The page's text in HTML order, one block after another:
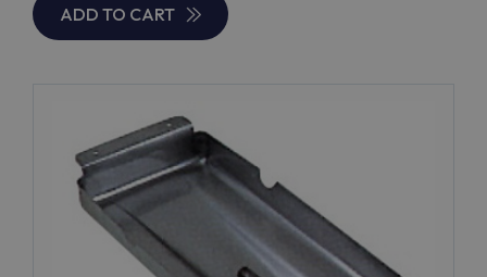
ADD TO CART